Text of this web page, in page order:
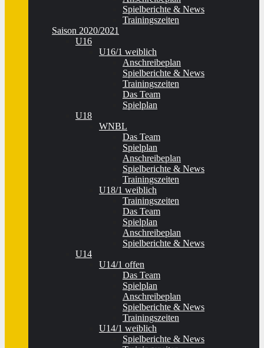
Spielberichte & News
Trainingszeiten
Saison 2020/2021
U16
U16/1 weiblich
Anschreibeplan
Spielberichte & News
Trainingszeiten
Das Team
Spielplan
U18
WNBL
Das Team
Spielplan
Anschreibeplan
Spielberichte & News
Trainingszeiten
U18/1 weiblich
Trainingszeiten
Das Team
Spielplan
Anschreibeplan
Spielberichte & News
U14
U14/1 offen
Das Team
Spielplan
Anschreibeplan
Spielberichte & News
Trainingszeiten
U14/1 weiblich
Spielberichte & News